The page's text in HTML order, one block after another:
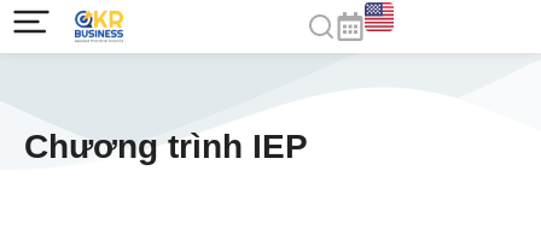
Chương trình IEP